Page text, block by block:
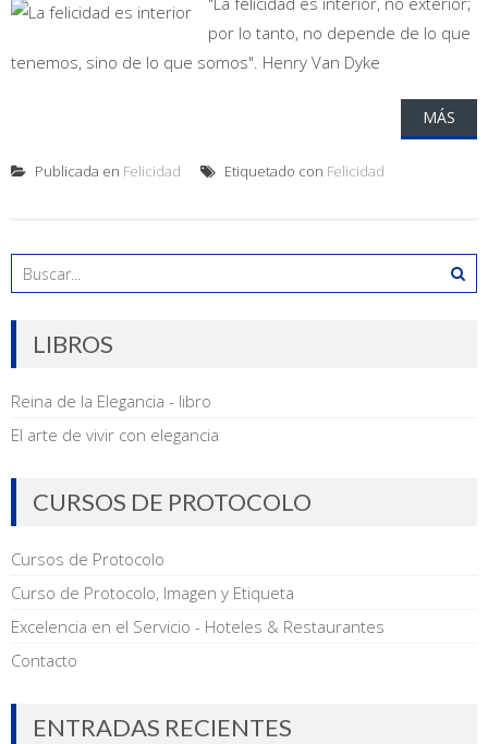
por lo tanto, no depende de lo que
tenemos, sino de lo que somos". Henry Van Dyke
MÁS
Publicada en Felicidad Etiquetado con Felicidad
LIBROS
Reina de la Elegancia - libro
El arte de vivir con elegancia
CURSOS DE PROTOCOLO
Cursos de Protocolo
Curso de Protocolo, Imagen y Etiqueta
Excelencia en el Servicio - Hoteles & Restaurantes
Contacto
ENTRADAS RECIENTES